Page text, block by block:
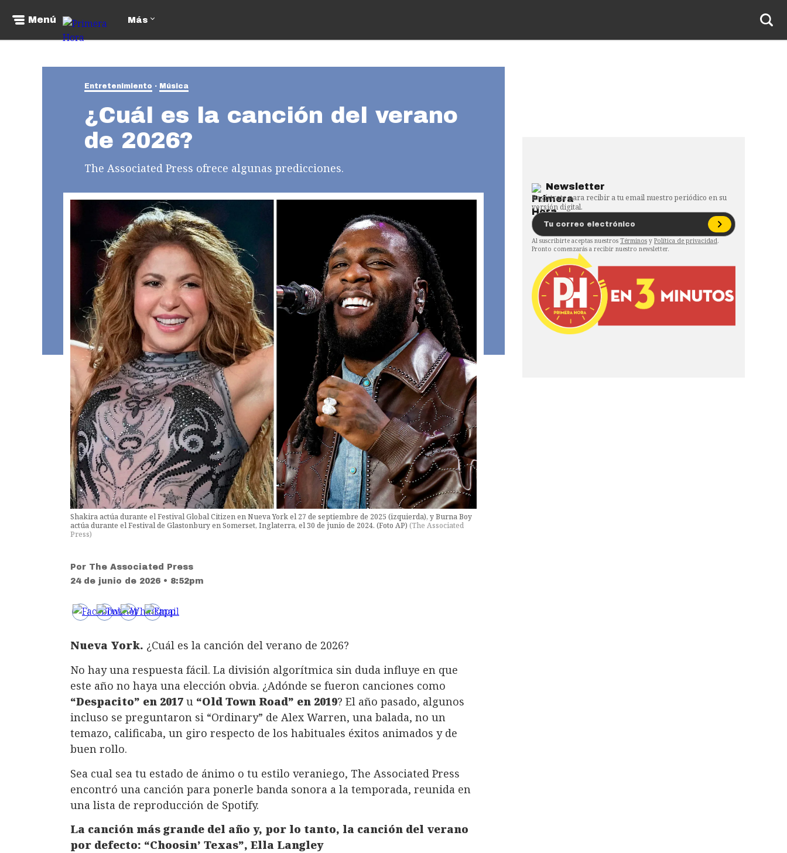
Menú Más
Entretenimiento Música
¿Cuál es la canción del verano
de 2026?
The Associated Press ofrece algunas predicciones.
Shakira actúa durante el Festival Global Citizen en Nueva York el 27 de septiembre de 2025 (izquierda), y Burna Boy
actúa durante el Festival de Glastonbury en Somerset, Inglaterra, el 30 de junio de 2024. (Foto AP) (The Associated
Press)
Por The Associated Press
24 de junio de 2026 • 8:52pm
Nueva York. ¿Cuál es la canción del verano de 2026?
No hay una respuesta fácil. La división algorítmica sin duda influye en que
este año no haya una elección obvia. ¿Adónde se fueron canciones como
“Despacito” en 2017 u “Old Town Road” en 2019? El año pasado, algunos
incluso se preguntaron si “Ordinary” de Alex Warren, una balada, no un
temazo, calificaba, un giro respecto de los habituales éxitos animados y de
buen rollo.
Sea cual sea tu estado de ánimo o tu estilo veraniego, The Associated Press
encontró una canción para ponerle banda sonora a la temporada, reunida en
una lista de reproducción de Spotify.
La canción más grande del año y, por lo tanto, la canción del verano
por defecto: “Choosin’ Texas”, Ella Langley
Newsletter
Regístrate para recibir a tu email nuestro periódico en su
versión digital.
Al suscribirte aceptas nuestros Términos y Política de privacidad.
Pronto comenzarás a recibir nuestro newsletter.